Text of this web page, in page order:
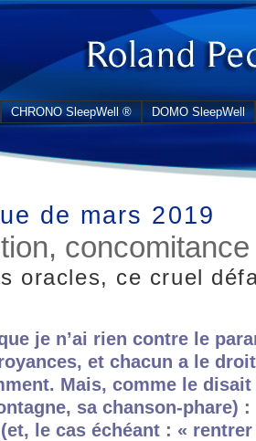
CHRONO SleepWell ® DOMO SleepWell
de mars 2019
oracles, ce cruel
je n’ai rien contre le
et chacun a le
Mais, comme le
sa chanson-phare)
(et, le cas échéant : «